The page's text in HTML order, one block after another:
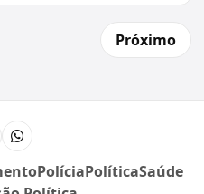
Próximo
Canal do WhatsApp
PolíciaPolíticaSaúde